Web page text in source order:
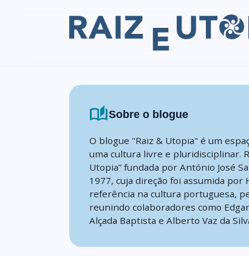
auto_storiesSobre o blogue
O blogue "Raiz & Utopia" é um
uma cultura livre e pluridisciplinar.
Utopia” fundada por António José
1977, cuja direção foi assumida por
referência na cultura portuguesa,
reunindo colaboradores como
Alçada Baptista e Alberto Vaz da